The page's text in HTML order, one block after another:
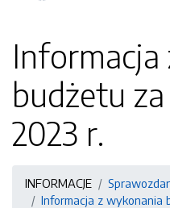
budżetu
2023 r.
INFORMACJE
Informacja z wykonania